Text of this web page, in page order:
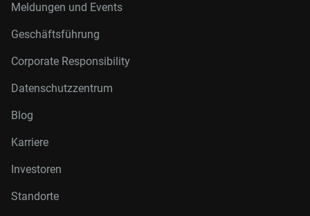
Meldungen und Events
Geschäftsführung
Corporate Responsibility
Datenschutzzentrum
Blog
Karriere
Investoren
Standorte